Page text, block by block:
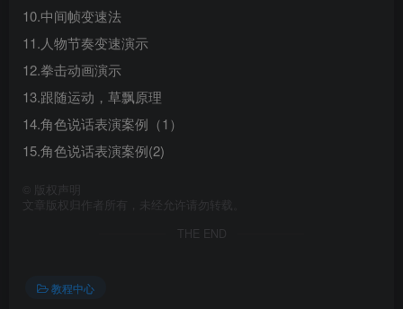
10.中间帧变速法
11.人物节奏变速演示
12.拳击动画演示
13.跟随运动，草飘原理
14.角色说话表演案例（1）
15.角色说话表演案例(2)
版权声明
文章版权归作者所有，未经允许请勿转载。
THE END
教程中心